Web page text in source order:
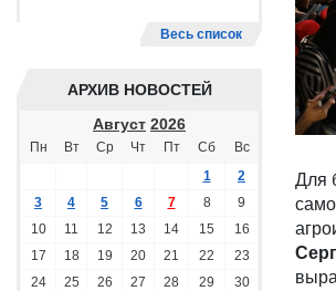
Весь список
АРХИВ НОВОСТЕЙ
Август 2026
Пн Вт Ср Чт Пт Сб
Вс
1
2
3
4 5 6 7 8
9
10
11 12 13 14 15
16
17
18 19 20 21 22
23
24
25 26 27 28 29
30
Для